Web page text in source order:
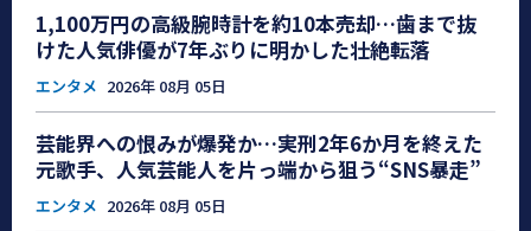
1,100万円の高級腕時計を約10本売却…歯まで抜
けた人気俳優が7年ぶりに明かした壮絶転落
エンタメ 2026年 08月 05日
芸能界への恨みが爆発か…実刑2年6か月を終えた
元歌手、人気芸能人を片っ端から狙う“SNS暴走”
エンタメ 2026年 08月 05日